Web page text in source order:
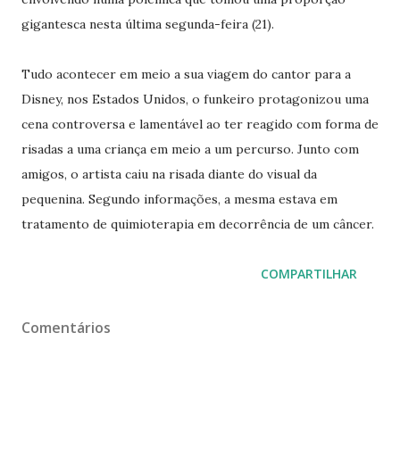
gigantesca nesta última segunda-feira (21).
Tudo acontecer em meio a sua viagem do cantor para a
Disney, nos Estados Unidos, o funkeiro protagonizou uma
cena controversa e lamentável ao ter reagido com forma de
risadas a uma criança em meio a um percurso. Junto com
amigos, o artista caiu na risada diante do visual da
pequenina. Segundo informações, a mesma estava em
tratamento de quimioterapia em decorrência de um câncer.
COMPARTILHAR
Comentários